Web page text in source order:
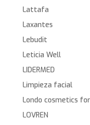
Lattafa
Laxantes
Lebudit
Leticia Well
LIDERMED
Limpieza facial
Londo cosmetics
LOVREN